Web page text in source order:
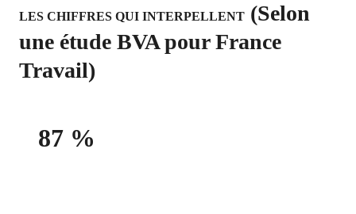
LES CHIFFRES QUI INTERPELLENT (Selon
une étude BVA pour France
Travail)
87 %